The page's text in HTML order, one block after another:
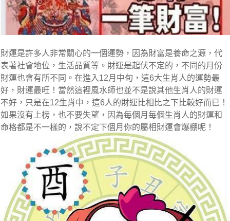
財運是許多人非常關心的一個運勢，因為財富是養命之源，代
表著社會地位，生活品質等。財運是起伏不定的，不同的月份
財運也會有所不同。在進入12月中旬，這6大生肖人的運勢最
好，財運最旺！當然這裡風水師也並不是說其他生肖人的財運
不好，只是在12生肖中，這6人的財運比相比之下比較好而已！
如果沒有上榜，也不要失望，因為每個月每個生肖人的財運和
命格都是不一樣的，說不定下個月你的屬相財運會爆棚呢！